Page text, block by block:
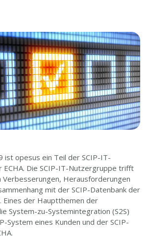
ist opesus ein Teil der SCIP-IT-
Die SCIP-IT-Nutzergruppe trifft
Verbesserungen, Herausforderungen
mit der SCIP-Datenbank der
Eines der Hauptthemen der
System-zu-Systemintegration (S2S)
System eines Kunden und der SCIP-